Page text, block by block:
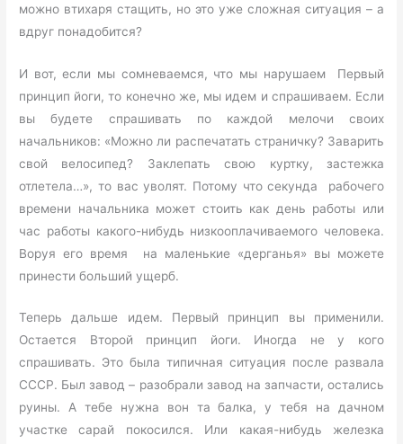
можно втихаря стащить, но это уже сложная ситуация – а
вдруг понадобится?
И вот, если мы сомневаемся, что мы нарушаем Первый
принцип йоги, то конечно же, мы идем и спрашиваем. Если
вы будете спрашивать по каждой мелочи своих
начальников: «Можно ли распечатать страничку? Заварить
свой велосипед? Заклепать свою куртку, застежка
отлетела…», то вас уволят. Потому что секунда рабочего
времени начальника может стоить как день работы или
час работы какого-нибудь низкооплачиваемого человека.
Воруя его время на маленькие «дерганья» вы можете
принести больший ущерб.
Теперь дальше идем. Первый принцип вы применили.
Остается Второй принцип йоги. Иногда не у кого
спрашивать. Это была типичная ситуация после развала
СССР. Был завод – разобрали завод на запчасти, остались
руины. А тебе нужна вон та балка, у тебя на дачном
участке сарай покосился. Или какая-нибудь железка